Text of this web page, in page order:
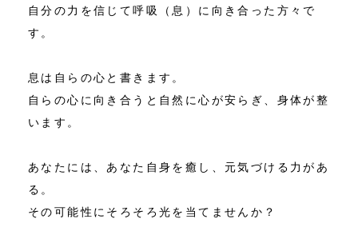
自分の力を信じて呼吸（息）に向き合った方々で
す。
息は自らの心と書きます。
自らの心に向き合うと自然に心が安らぎ、身体が整
います。
あなたには、あなた自身を癒し、元気づける力があ
る。
その可能性にそろそろ光を当てませんか？